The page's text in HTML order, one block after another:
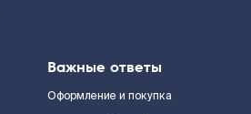
Важные ответы
Оформление и покупка